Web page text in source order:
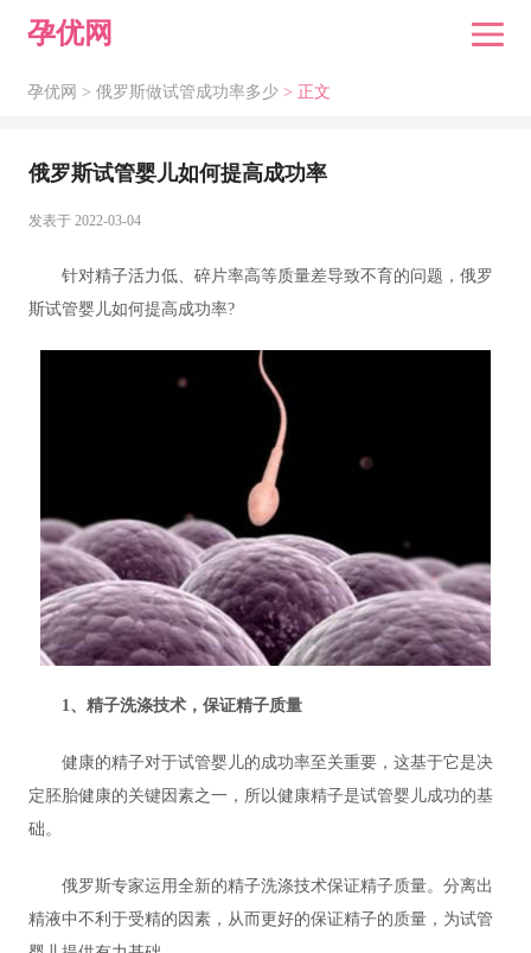
孕优网
孕优网 > 俄罗斯做试管成功率多少> 正文
俄罗斯试管婴儿如何提高成功率
发表于 2022-03-04
针对精子活力低、碎片率高等质量差导致不育的问题，俄罗
斯试管婴儿如何提高成功率?
1、精子洗涤技术，保证精子质量
健康的精子对于试管婴儿的成功率至关重要，这基于它是决
定胚胎健康的关键因素之一，所以健康精子是试管婴儿成功的基
础。
俄罗斯专家运用全新的精子洗涤技术保证精子质量。分离出
精液中不利于受精的因素，从而更好的保证精子的质量，为试管